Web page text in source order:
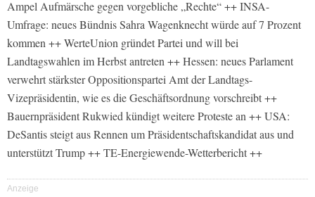
Ampel Aufmärsche gegen vorgebliche „Rechte“ ++ INSA-
Umfrage: neues Bündnis Sahra Wagenknecht würde auf 7 Prozent
kommen ++ WerteUnion gründet Partei und will bei
Landtagswahlen im Herbst antreten ++ Hessen: neues Parlament
verwehrt stärkster Oppositionspartei Amt der Landtags-
Vizepräsidentin, wie es die Geschäftsordnung vorschreibt ++
Bauernpräsident Rukwied kündigt weitere Proteste an ++ USA:
DeSantis steigt aus Rennen um Präsidentschaftskandidat aus und
unterstützt Trump ++ TE-Energiewende-Wetterbericht ++
Anzeige